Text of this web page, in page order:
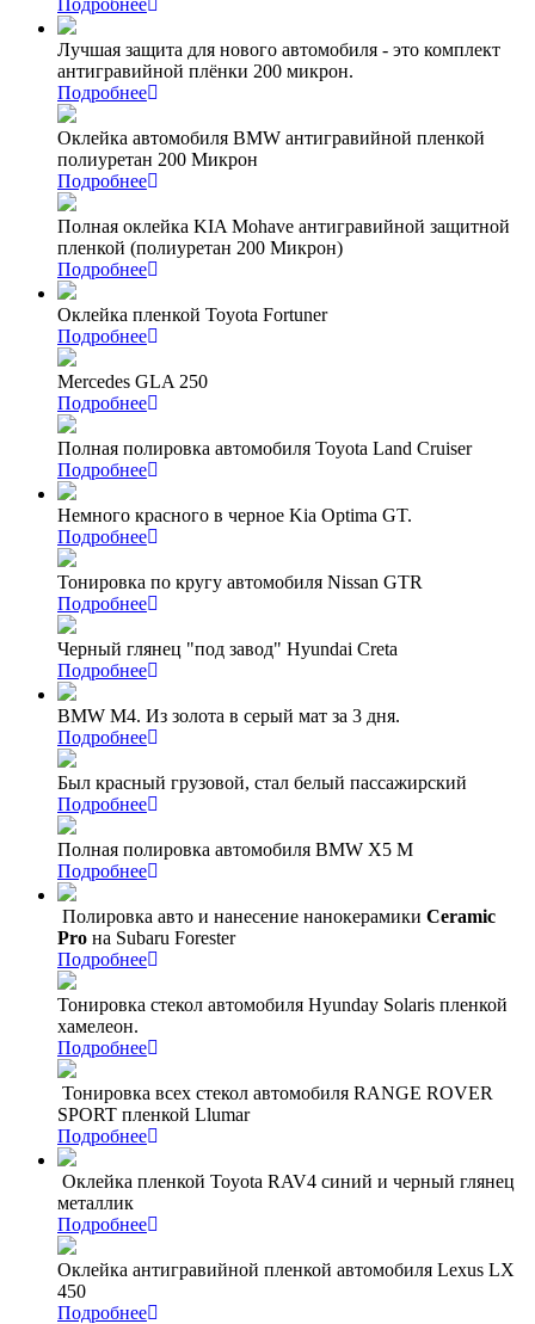
Подробнее
Лучшая защита для нового автомобиля - это комплект
антигравийной плёнки 200 микрон.
Подробнее
Оклейка автомобиля BMW антигравийной пленкой
полиуретан 200 Микрон
Подробнее
Полная оклейка KIA Mohave антигравийной защитной
пленкой (полиуретан 200 Микрон)
Подробнее
Оклейка пленкой Toyota Fortuner
Подробнее
Mercedes GLA 250
Подробнее
Полная полировка автомобиля Toyota Land Cruiser
Подробнее
Немного красного в черное Kia Optima GT.
Подробнее
Тонировка по кругу автомобиля Nissan GTR
Подробнее
Черный глянец "под завод" Hyundai Creta
Подробнее
BMW M4. Из золота в серый мат за 3 дня.
Подробнее
Был красный грузовой, стал белый пассажирский
Подробнее
Полная полировка автомобиля BMW X5 M
Подробнее
Полировка авто и нанесение нанокерамики Ceramic
Pro на Subaru Forester
Подробнее
Тонировка стекол автомобиля Hyunday Solaris пленкой
хамелеон.
Подробнее
Тонировка всех стекол автомобиля RANGE ROVER
SPORT пленкой Llumar
Подробнее
Оклейка пленкой Toyota RAV4 синий и черный глянец
металлик
Подробнее
Оклейка антигравийной пленкой автомобиля Lexus LX
450
Подробнее